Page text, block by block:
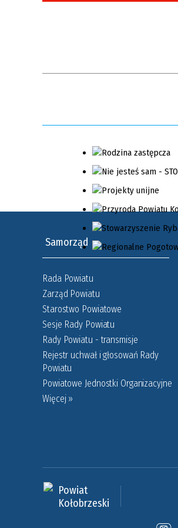
Samorząd
Rada Powiatu
Zarząd Powiatu
Starostwo Powiatowe
Sesje Rady Powiatu
Rady Powiatu - transmisje
Rejestr uchwał i głosowań Rady
Powiatu
Powiatowe Jednostki Organizacyjne
Więcej »
Powiat
Kołobrzeski